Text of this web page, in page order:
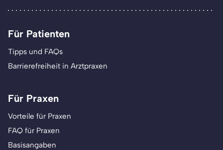
Für Patienten
Tipps und FAQs
Barrierefreiheit in Arztpraxen
Für Praxen
Vorteile für Praxen
FAQ für Praxen
Basisangaben